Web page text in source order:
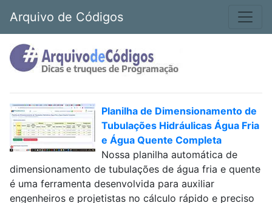
Arquivo de Códigos
Planilha de Dimensionamento de
Tubulações Hidráulicas Água Fria
e Água Quente Completa
Nossa planilha automática de
dimensionamento de tubulações de água fria e quente
é uma ferramenta desenvolvida para auxiliar
engenheiros e projetistas no cálculo rápido e preciso